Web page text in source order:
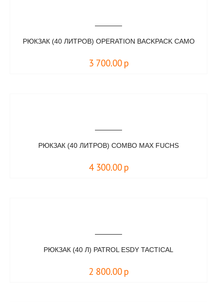
РЮКЗАК (40 ЛИТРОВ) OPERATION BACKPACK CAMO
3 700.00 р
РЮКЗАК (40 ЛИТРОВ) COMBO MAX FUCHS
4 300.00 р
РЮКЗАК (40 Л) PATROL ESDY TACTICAL
2 800.00 р